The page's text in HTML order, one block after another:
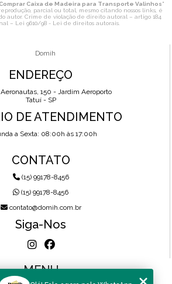
Caixa de Madeira para Transporte Valinhos"
parcial ou total, mesmo citando nossos links, é
autor. Crime de violação de direito autoral – artigo 184
– Lei 9610/98 - Lei de direitos autorais.
ENDEREÇO
150 - Jardim Aeroporto
Tatuí - SP
DE ATENDIMENTO
a Sexta: 08:00h às 17:00h
CONTATO
(15) 99178-8456
(15) 99178-8456
contato@domih.com.br
Siga-Nos
MENU